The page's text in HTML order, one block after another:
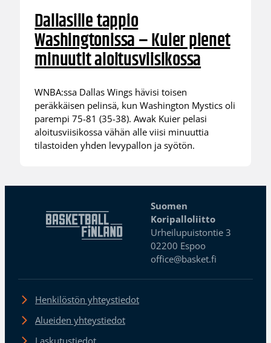
Dallasille tappio
Washingtonissa – Kuier pienet
minuutit aloitusviisikossa
WNBA:ssa Dallas Wings hävisi toisen
peräkkäisen pelinsä, kun Washington Mystics oli
parempi 75-81 (35-38). Awak Kuier pelasi
aloitusviisikossa vähän alle viisi minuuttia
tilastoiden yhden levypallon ja syötön.
Suomen
Koripalloliitto
Urheilupuistontie 3
02200 Espoo
office@basket.fi
Henkilöstön yhteystiedot
Alueiden yhteystiedot
Laskutustiedot